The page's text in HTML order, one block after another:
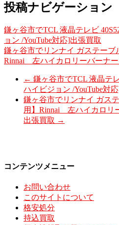
投稿ナビゲーション
鎌ヶ谷市でTCL 液晶テレビ
ョン /YouTube対応]出張買取
鎌ヶ谷市でリンナイ ガステーブ
Rinnai 左ハイカロリーバーナ
← 鎌ヶ谷市でTCL 液晶テ
ハイビジョン /YouTube対
鎌ヶ谷市でリンナイ ガス
用】Rinnai 左ハイカロリ
出張買取 →
コンテンツメニュー
お問い合わせ
このサイトについて
格安処分
持込買取